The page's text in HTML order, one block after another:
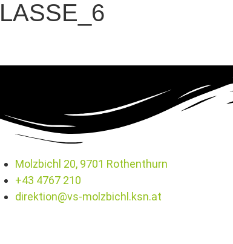
Molzbichl 20, 9701 Rothenthurn
+43 4767 210
direktion@vs-molzbichl.ksn.at